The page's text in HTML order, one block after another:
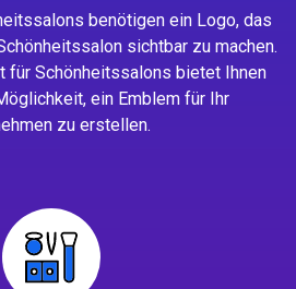
benötigen ein Logo, das
sichtbar zu machen.
für Schönheitssalons bietet Ihnen
ein Emblem für Ihr
zu erstellen.